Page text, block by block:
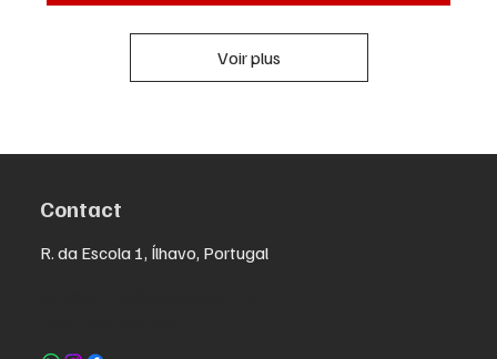
Voir plus
Contact
R. da Escola 1, Ílhavo, Portugal